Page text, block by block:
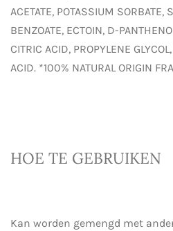
ACETATE, POTASSIUM SORBATE,
BENZOATE, ECTOIN, D-
CITRIC ACID, PROPYLENE
ACID. *100% NATURAL ORIGIN
HOE TE GEBRUIKEN
Kan worden gemengd met